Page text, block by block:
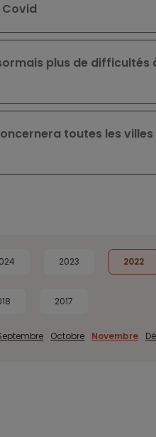
plus de difficultés
toutes les villes
2023 2022
2017
Octobre Novembre